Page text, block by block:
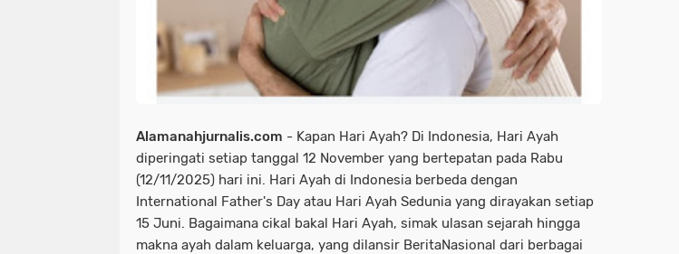
Alamanahjurnalis.com - Kapan Hari Ayah? Di Indonesia, Hari Ayah
diperingati setiap tanggal 12 November yang bertepatan pada Rabu
(12/11/2025) hari ini. Hari Ayah di Indonesia berbeda dengan
International Father's Day atau Hari Ayah Sedunia yang dirayakan setiap
15 Juni. Bagaimana cikal bakal Hari Ayah, simak ulasan sejarah hingga
makna ayah dalam keluarga, yang dilansir BeritaNasional dari berbagai